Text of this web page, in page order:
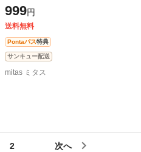
ティスロット 約1.1m 盗難防止 盗
難対
999円
送料無料
Pontaパス特典
サンキュー配送
mitas ミタス
次へ
2